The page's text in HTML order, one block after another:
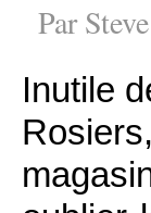
Par
Inutile